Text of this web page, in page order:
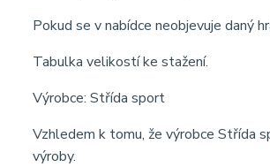
Pokud se v nabídce neobjevuje daný
Tabulka velikostí ke stažení.
Výrobce: Střída sport
Vzhledem k tomu, že výrobce Střída
výroby.